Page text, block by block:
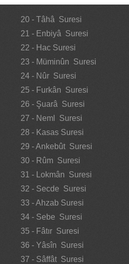
20 - Tâhâ Suresi
21 - Enbiyâ Suresi
22 - Hac Suresi
23 - Müminûn Suresi
24 - Nûr Suresi
25 - Furkân Suresi
26 - Şuarâ Suresi
27 - Neml Suresi
28 - Kasas Suresi
29 - Ankebût Suresi
30 - Rûm Suresi
31 - Lokmân Suresi
32 - Secde Suresi
33 - Ahzab Suresi
34 - Sebe Suresi
35 - Fâtır Suresi
36 - Yâsîn Suresi
37 - Sâffât Suresi